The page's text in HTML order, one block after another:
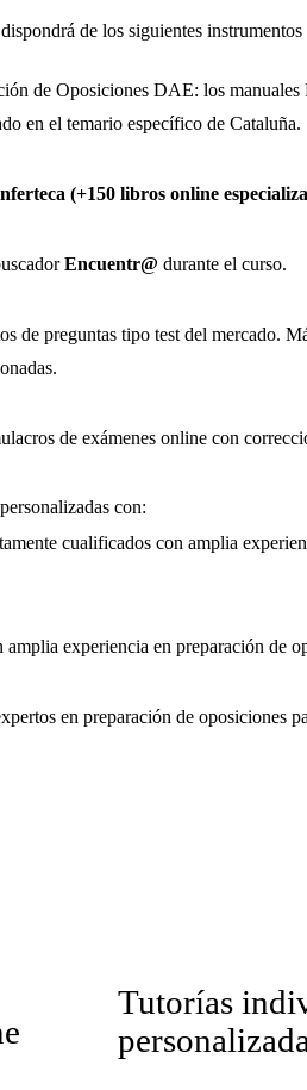
de los siguientes instrumentos
de Oposiciones DAE: los
en el temario específico de Cataluña.
(+150 libros online
Encuentr@ durante el curso.
de preguntas tipo test del mercado.
de exámenes online con
con:
cualificados con amplia
amplia experiencia en preparación de
en preparación de oposiciones
Tutorías